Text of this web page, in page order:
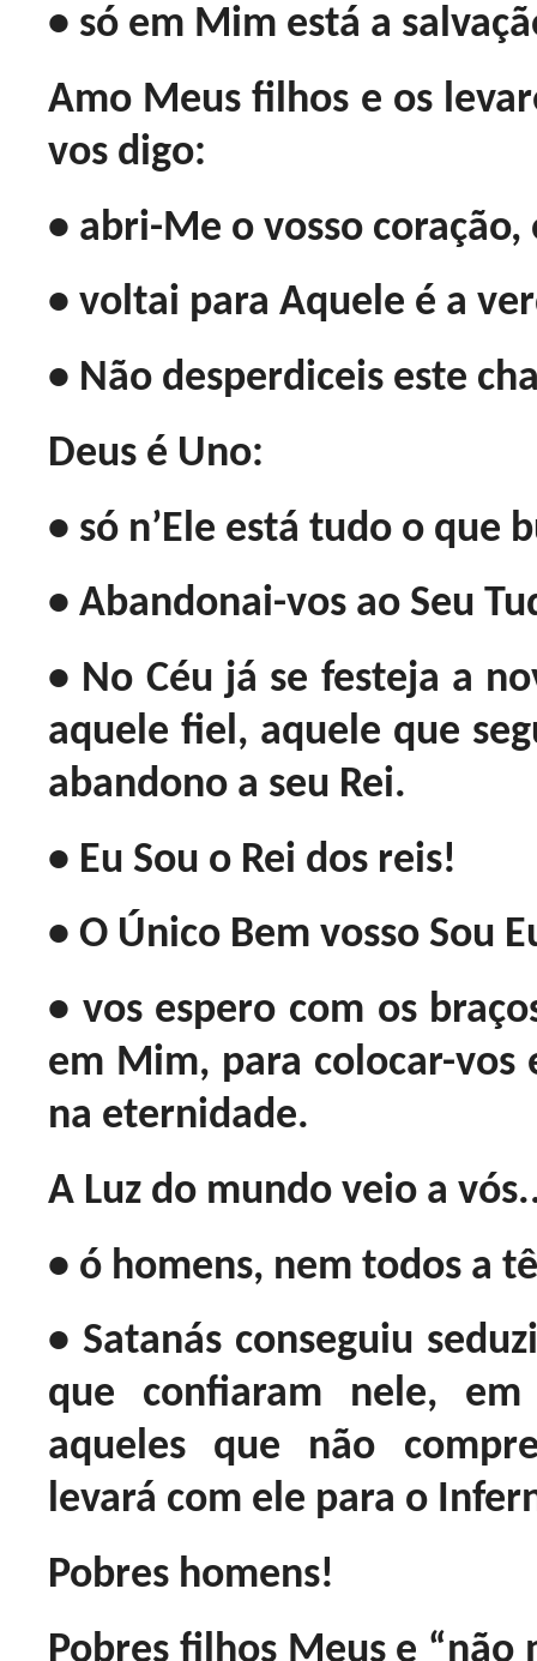
• só em Mim está a
Amo Meus filhos e os
vos digo:
• abri-Me o vosso coração,
• voltai para Aquele é a
• Não desperdiceis este
Deus é Uno:
• só n’Ele está tudo o que
• Abandonai-vos ao Seu
• No Céu já se festeja a
aquele fiel, aquele que
abandono a seu Rei.
• Eu Sou o Rei dos reis!
• O Único Bem vosso Sou
• vos espero com os
em Mim, para colocar-
na eternidade.
A Luz do mundo veio a
• ó homens, nem todos a
• Satanás conseguiu
que confiaram nele, em
aqueles que não
levará com ele para o
Pobres homens!
Pobres filhos Meus e